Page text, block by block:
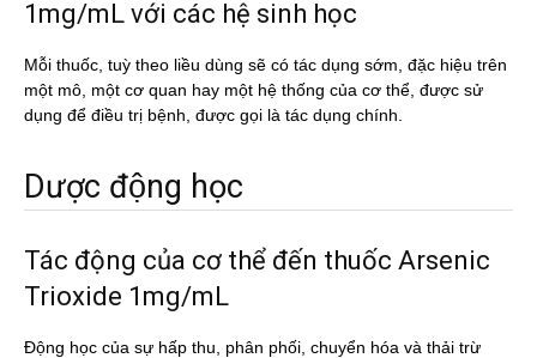
1mg/mL với các hệ sinh học
Mỗi thuốc, tuỳ theo liều dùng sẽ có tác dụng sớm, đặc hiệu trên
một mô, một cơ quan hay một hệ thống của cơ thể, được sử
dụng để điều trị bệnh, được gọi là tác dụng chính.
Dược động học
Tác động của cơ thể đến thuốc Arsenic
Trioxide 1mg/mL
Động học của sự hấp thu, phân phối, chuyển hóa và thải trừ